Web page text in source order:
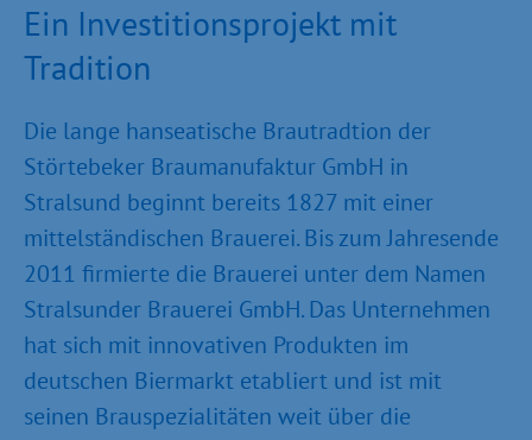
Ein Investitionsprojekt mit
Tradition
Die lange hanseatische Brautradtion der
Störtebeker Braumanufaktur GmbH in
Stralsund beginnt bereits 1827 mit einer
mittelständischen Brauerei. Bis zum Jahresende
2011 firmierte die Brauerei unter dem Namen
Stralsunder Brauerei GmbH. Das Unternehmen
hat sich mit innovativen Produkten im
deutschen Biermarkt etabliert und ist mit
seinen Brauspezialitäten weit über die